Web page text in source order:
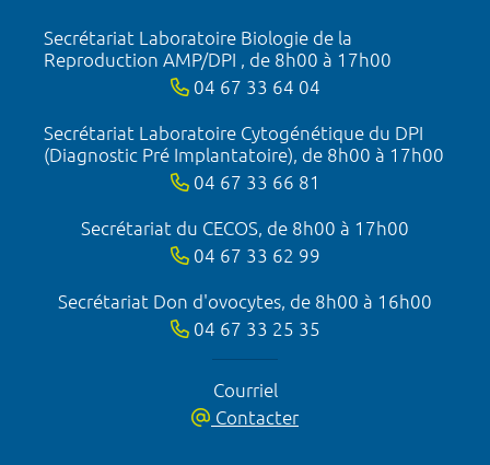
Secrétariat Laboratoire Biologie de la
Reproduction AMP/DPI , de 8h00 à 17h00
04 67 33 64 04
Secrétariat Laboratoire Cytogénétique du DPI
(Diagnostic Pré Implantatoire), de 8h00 à 17h00
04 67 33 66 81
Secrétariat du CECOS, de 8h00 à 17h00
04 67 33 62 99
Secrétariat Don d'ovocytes, de 8h00 à 16h00
04 67 33 25 35
Courriel
Contacter